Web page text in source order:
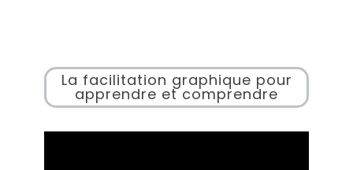
La facilitation graphique pour
apprendre et comprendre